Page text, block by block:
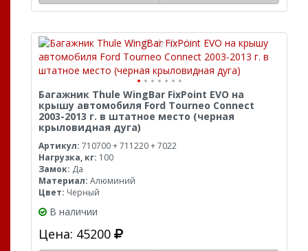
Багажник Thule WingBar FixPoint EVO на
крышу автомобиля Ford Tourneo Connect
2003-2013 г. в штатное место (черная
крыловидная дуга)
Артикул: 710700 + 711220 + 7022
Нагрузка, кг: 100
Замок: Да
Материал: Алюминий
Цвет: Черный
В наличии
Цена: 45200